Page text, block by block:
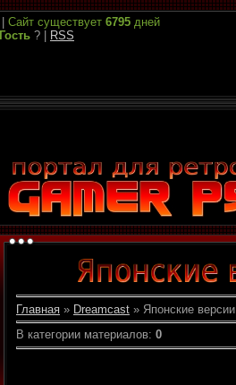
Сайт существует 6795 дней
Гость ? RSS
Главная » Dreamcast » Японские версии
В категории материалов: 0